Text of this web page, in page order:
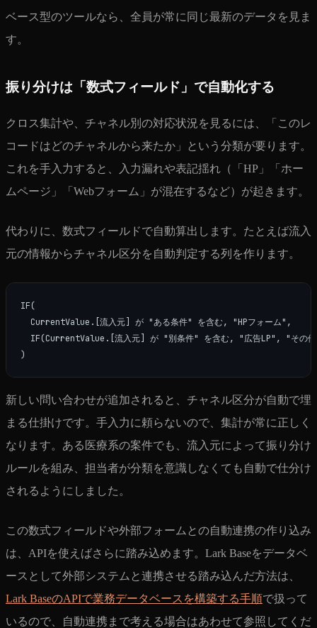
ベース型のツールなら、全員が常に同じ最新のデータを見ま
す。
振り分けは「数式フィールド」で自動化する
クロス集計や、チャネル別の対応状況を見るには、「このレ
コードはどのチャネルから来たか」という分類が要ります。
これを手入力すると、入力漏れや表記揺れ（「HP」「ホー
ムページ」「Webフォーム」が混在するなど）が起きます。
代わりに、数式フィールドで自動算出します。たとえば流入
元の情報からチャネル区分を自動判定する列を作ります。
IF(
  CurrentValue.[流入元] が "ある条件" を含む, "HPフォーム",
IF(CurrentValue.[流入元] が "別条件" を含む, "広告LP", "その
新しい問い合わせが追加されると、チャネル区分が自動で埋
まる仕掛けです。手入力に頼らないので、集計が常に正しく
なります。ある医療系の案件でも、流入元によって振り分け
ルールを組み、担当者が分類を意識しなくても自動で仕分け
されるようにしました。
この数式フィールドや外部フォームとの自動連携の作り込み
は、APIを使えばさらに踏み込めます。Lark Baseをデータベ
ースとして外部システムと連携させる踏み込んだ方法は、
Lark BaseのAPIで業務データベースを構築する手順で扱って
いるので、自動連携まで考える場合はあわせて参照してくだ